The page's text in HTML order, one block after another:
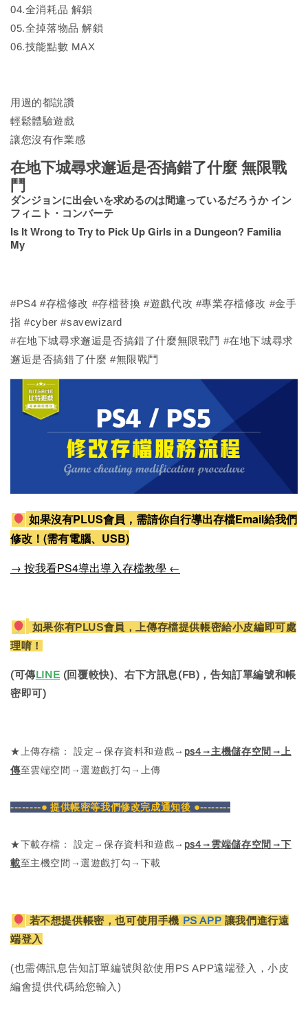
04.全消耗品 解鎖
05.全掉落物品 解鎖
06.技能點數 MAX
用過的都說讚
輕鬆體驗遊戲
讓您沒有作業感
在地下城尋求邂逅是否搞錯了什麼 無限戰
鬥
ダンジョンに出会いを求めるのは間違っているだろうか イン
フィニト・コンバーテ
Is It Wrong to Try to Pick Up Girls in a Dungeon? Familia
My
#PS4 #存檔修改 #存檔替換 #遊戲代改 #專業存檔修改 #金手
指 #cyber #savewizard
#在地下城尋求邂逅是否搞錯了什麼無限戰鬥 #在地下城尋求
邂逅是否搞錯了什麼 #無限戰鬥
如果沒有PLUS會員，需請你自行導出存檔Email給我們
修改！(需有電腦、USB)
→ 按我看PS4導出導入存檔教學 ←
如果你有PLUS會員，上傳存檔提供帳密給小皮編即可處
理唷！
(可傳LINE (回覆較快)、右下方訊息(FB)，告知訂單編號和帳
密即可)
★上傳存檔： 設定→保存資料和遊戲→ ps4→主機儲存空間→上
傳至雲端空間→選遊戲打勾→上傳
--------● 提供帳密等我們修改完成通知後 ●--------
★下載存檔： 設定→保存資料和遊戲→ ps4→雲端儲存空間→下
載至主機空間→選遊戲打勾→下載
若不想提供帳密，也可使用手機 PS APP 讓我們進行遠
端登入
(也需傳訊息告知訂單編號與欲使用PS APP遠端登入，小皮
編會提供代碼給您輸入)